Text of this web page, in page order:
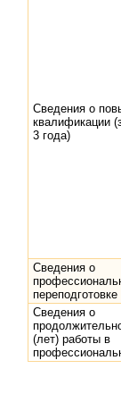
Сведения о
квалификации
3 года)
Сведения о
переподготовке
Сведения о
(лет) работы в